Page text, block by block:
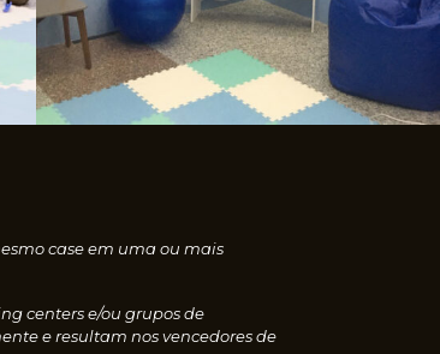
case em uma ou mais
centers e/ou grupos de
e resultam nos vencedores de